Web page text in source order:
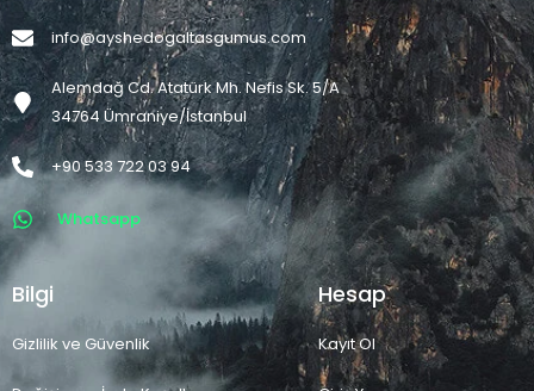
info@ayshedogaltasgumus.com
Alemdağ Cd. Atatürk Mh. Nefis Sk. 5/A
34764 Ümraniye/İstanbul
+90 533 722 03 94
Whatsapp
Bilgi
Gizlilik ve Güvenlik
Hesap
Kayıt Ol